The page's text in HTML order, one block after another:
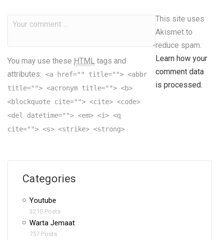
You may use these HTML tags and
attributes: <a href="" title=""> <abbr
title=""> <acronym title=""> <b>
<blockquote cite=""> <cite> <code>
<del datetime=""> <em> <i> <q
cite=""> <s> <strike> <strong>
This site uses
Akismet to
reduce spam.
Learn how your
comment data
is processed.
Categories
Youtube
3210 Posts
Warta Jemaat
757 Posts